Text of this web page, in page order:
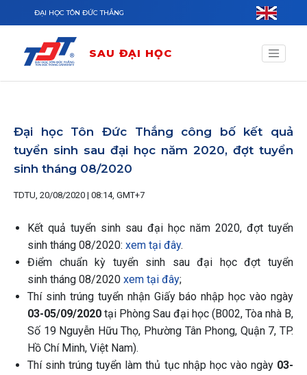
Nhảy đến nội dung
ĐẠI HỌC TÔN ĐỨC THẮNG
SAU ĐẠI HỌC
Đại học Tôn Đức Thắng công bố kết quả
tuyển sinh sau đại học năm 2020, đợt tuyển
sinh tháng 08/2020
TDTU, 20/08/2020 | 08:14, GMT+7
Kết quả tuyển sinh sau đại học năm 2020, đợt tuyển
sinh tháng 08/2020: xem tại đây.
Điểm chuẩn kỳ tuyển sinh sau đại học đợt tuyển
sinh tháng 08/2020 xem tại đây;
Thí sinh trúng tuyển nhận Giấy báo nhập học vào ngày
03-05/09/2020 tại Phòng Sau đại học (B002, Tòa nhà B,
Số 19 Nguyễn Hữu Thọ, Phường Tân Phong, Quận 7, TP.
Hồ Chí Minh, Việt Nam).
Thí sinh trúng tuyển làm thủ tục nhập học vào ngày 03-